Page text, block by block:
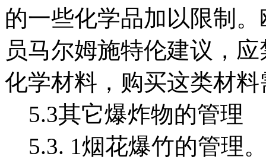
的一些化学品加以限制
员马尔姆施特伦建议，
化学材料，购买这类材
5.3其它爆炸物的管理
5.3. 1烟花爆竹的管理